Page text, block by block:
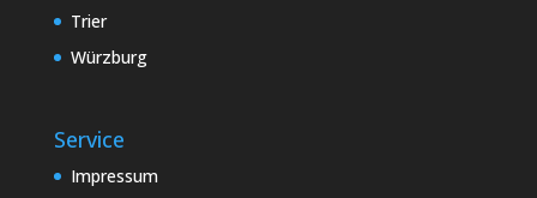
Trier
Würzburg
Service
Impressum